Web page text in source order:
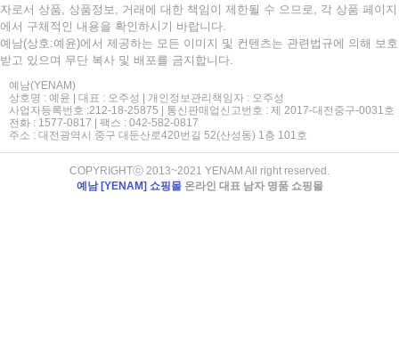
자로서 상품, 상품정보, 거래에 대한 책임이 제한될 수 으므로, 각 상품 페이지
에서 구체적인 내용을 확인하시기 바랍니다.
예남(상호:예윤)에서 제공하는 모든 이미지 및 컨텐츠는 관련법규에 의해 보호
받고 있으며 무단 복사 및 배포를 금지합니다.
예남(YENAM)
상호명 : 예윤 | 대표 : 오주성 | 개인정보관리책임자 : 오주성
사업자등록번호 :212-18-25875 | 통신판매업신고번호 : 제 2017-대전중구-0031호
전화 : 1577-0817 | 팩스 : 042-582-0817
주소 : 대전광역시 중구 대둔산로420번길 52(산성동) 1층 101호
COPYRIGHTⓒ 2013~2021 YENAM All right reserved.
예남 [YENAM] 쇼핑몰온라인 대표 남자 명품 쇼핑몰